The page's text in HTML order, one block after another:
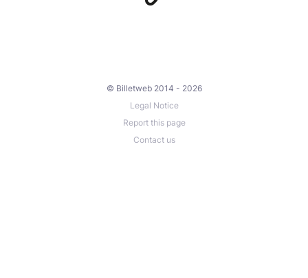
© Billetweb 2014 - 2026
Legal Notice
Report this page
Contact us